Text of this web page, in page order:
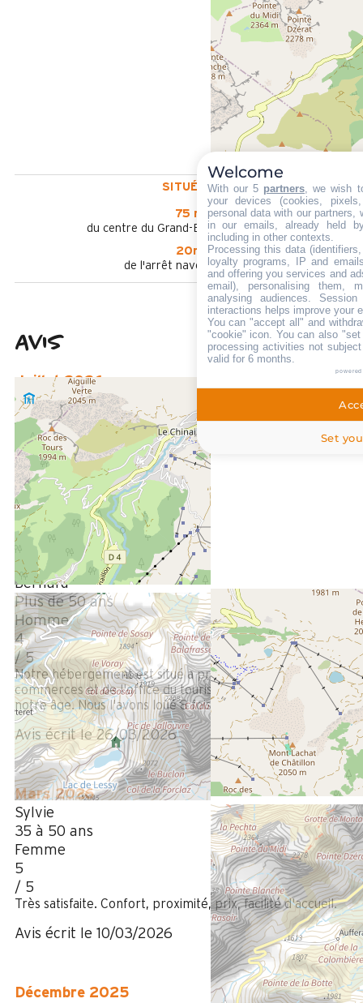
SITUÉ À :
75 m
du centre du Grand-Bornand Chinaillon
20m
de l'arrêt navette en été
Avis
4,31(42 avis
Juillet 2026
patrick
Plus de 50 ans
Homme
4
/ 5
Avis écrit le 07/07/2026
Mars 2026
Bernard
Plus de 50 ans
Homme
4
/ 5
Notre hébergement est situé à proximité immédiate des
commerces et de l'office du tourisme ce qui est primordial à
notre âge. Nous l'avons loué 8 fois en 10ans
Avis écrit le 26/03/2026
Mars 2026
Sylvie
35 à 50 ans
Femme
5
/ 5
Très satisfaite. Confort, proximité, prix, facilité d'accueil.
Avis écrit le 10/03/2026
Décembre 2025
Welcome
With our 5 partners, we wish
your devices (cookies,
personal data with our partners,
in our emails, already held
including in other contexts.
Processing this data
loyalty programs, IP and
and offering you services and
email), personalising them,
analysing audiences.
interactions helps improve your
You can "accept all" and
"cookie" icon. You can also
processing activities not
valid for 6 months.
Set